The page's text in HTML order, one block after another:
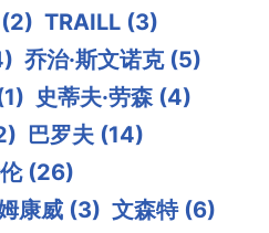
(2) TRAILL (3)
乔治·斯文诺克 (5)
史蒂夫·劳森 (4)
巴罗夫 (14)
(26)
康威 (3) 文森特 (6)